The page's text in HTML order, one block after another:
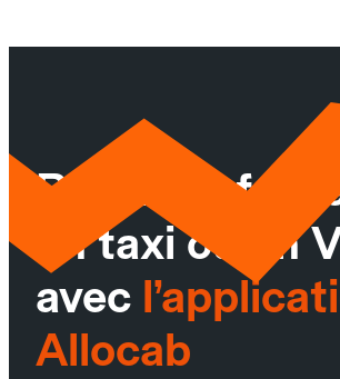
Réservez
un taxi ou un
avec
Allocab